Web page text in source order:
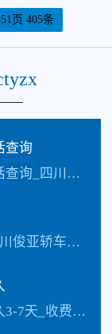
页 405条
查询
贵阳到连云港轿车托运电话查询_四川俊亚物流公司（133-5002-3601）每天发车【承接业务】：私家车托运、轿车托运、小轿车托运、越野车托运、商务车托运、商…
贵阳到泰州私家车托运_四川俊亚轿车公司每天发车【承接业务】：私家车托运、轿车托运、小轿车托运、越野车托运、商务车托运、商品车、试驾活动车，巡展车托运.市区可…
贵阳托运轿车到南京要多久3-7天_收费标准更具具体的车型、不同的牌子价值不同价格也不同还有季节性都是影响价格的因素，具体价格请电话咨询，每天发车【承接业务】…